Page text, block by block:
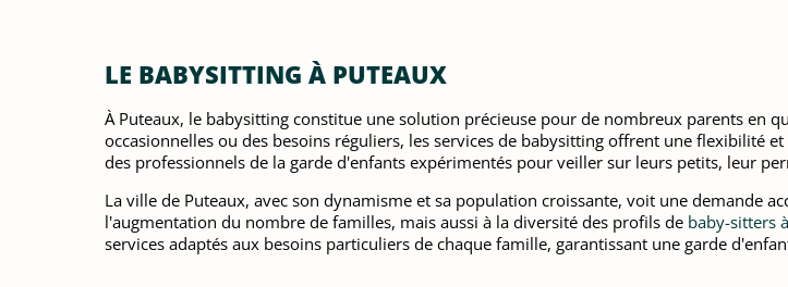
LE BABYSITTING À PUTEAUX
À Puteaux, le babysitting constitue une solution précieuse pour de nombreux parents en
occasionnelles ou des besoins réguliers, les services de babysitting offrent une flexibilité
des professionnels de la garde d'enfants expérimentés pour veiller sur leurs petits, leur
La ville de Puteaux, avec son dynamisme et sa population croissante, voit une demande
l'augmentation du nombre de familles, mais aussi à la diversité des profils de baby-sitters
services adaptés aux besoins particuliers de chaque famille, garantissant une garde